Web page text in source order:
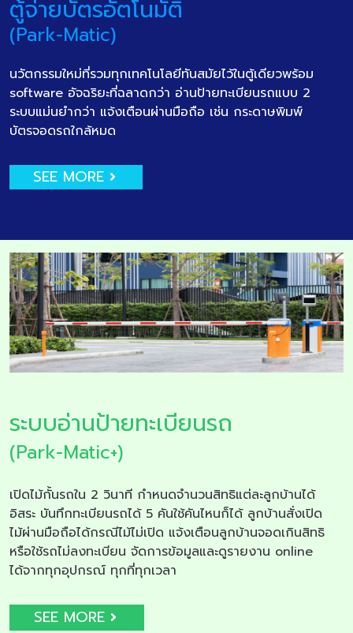
ตู้จ่ายบัตรอัตโนมัติ
(Park-Matic)
นวัตกรรมใหม่ที่รวมทุกเทคโนโลยีทันสมัยไว้ในตู้เดียวพร้อม
software อัจฉริยะที่ฉลาดกว่า อ่านป้ายทะเบียนรถแบบ 2
ระบบแม่นยำกว่า แจ้งเตือนผ่านมือถือ เช่น กระดาษพิมพ์
บัตรจอดรถใกล้หมด
SEE MORE
ระบบอ่านป้ายทะเบียนรถ
(Park-Matic+)
เปิดไม้กั้นรถใน 2 วินาที กำหนดจำนวนสิทธิแต่ละลูกบ้านได้
อิสระ บันทึกทะเบียนรถได้ 5 คันใช้คันไหนก็ได้ ลูกบ้านสั่งเปิด
ไม้ผ่านมือถือได้กรณีไม้ไม่เปิด แจ้งเตือนลูกบ้านจอดเกินสิทธิ
หรือใช้รถไม่ลงทะเบียน จัดการข้อมูลและดูรายงาน online
ได้จากทุกอุปกรณ์ ทุกที่ทุกเวลา
SEE MORE